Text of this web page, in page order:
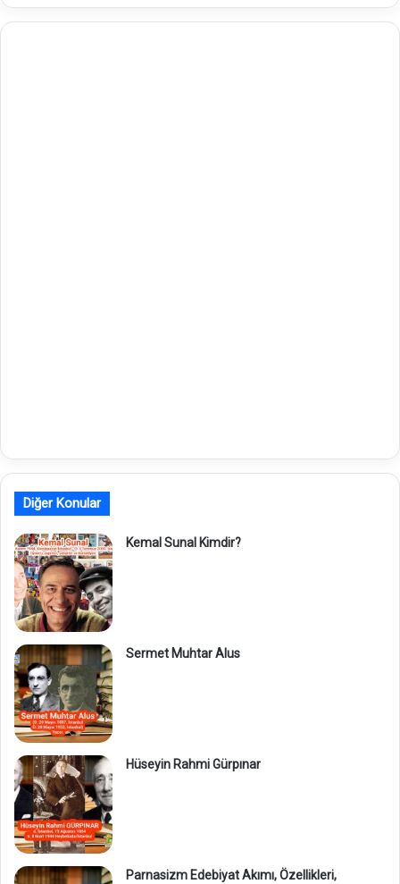
Diğer Konular
Kemal Sunal Kimdir?
Sermet Muhtar Alus
Hüseyin Rahmi Gürpınar
Parnasizm Edebiyat Akımı, Özellikleri,